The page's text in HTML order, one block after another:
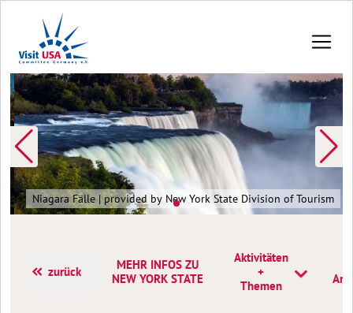
Niagara Fälle | provided by New York State Division of Tourism
zurück
MEHR INFOS ZU
NEW YORK STATE
Aktivitäten
+
Themen